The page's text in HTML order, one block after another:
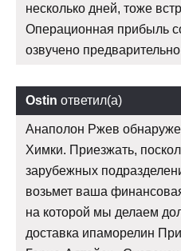
несколько дней, тоже
Операционная прибыль
озвучено
Ostin ответил(а)
Анаполон Ржев
Химки. Приезжать,
зарубежных
возьмет ваша
на которой мы делаем
доставка ипаморелин